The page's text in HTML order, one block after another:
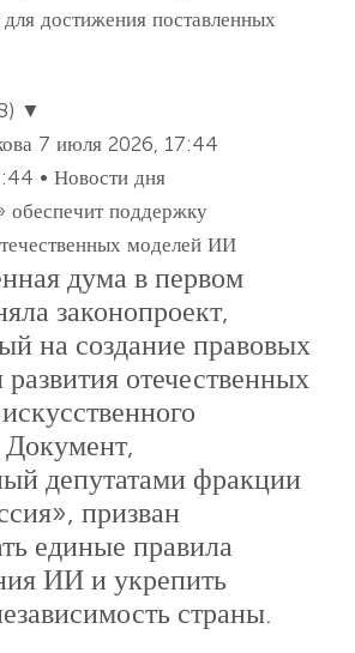
достижения поставленных
▼
7 июля 2026, 17:44
• Новости дня
обеспечит поддержку
моделей ИИ
дума в первом
законопроект,
на создание правовых
отечественных
Документ,
депутатами фракции
призван
единые правила
ИИ и укрепить
страны.